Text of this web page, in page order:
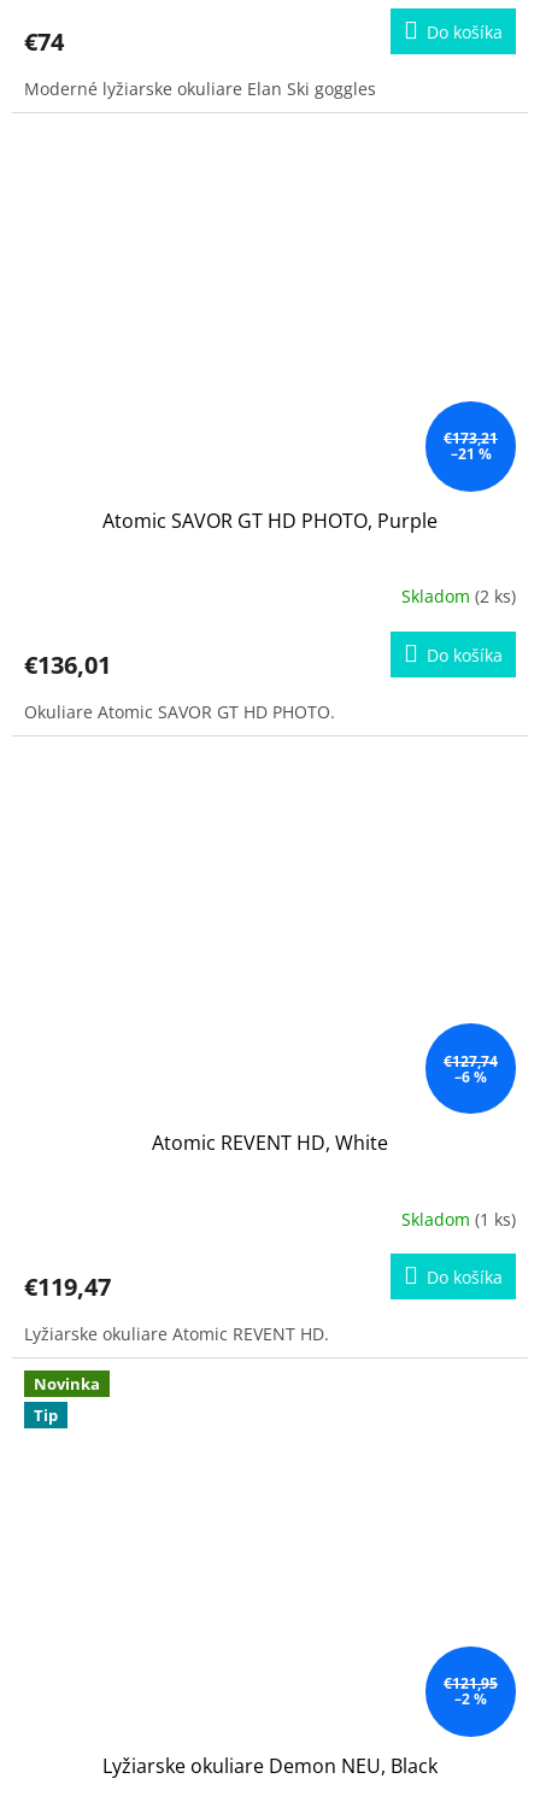
€74 Do košíka
Moderné lyžiarske okuliare Elan Ski goggles
€173,21
–21 %
Atomic SAVOR GT HD PHOTO, Purple
Skladom (2 ks)
€136,01 Do košíka
Okuliare Atomic SAVOR GT HD PHOTO.
€127,74
–6 %
Atomic REVENT HD, White
Skladom (1 ks)
€119,47 Do košíka
Lyžiarske okuliare Atomic REVENT HD.
Novinka
Tip
€121,95
–2 %
Lyžiarske okuliare Demon NEU, Black